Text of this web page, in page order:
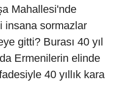
Mahallesi'nde
insana sormazlar
gitti? Burası 40 yıl
Ermenilerin elinde
40 yıllık kara